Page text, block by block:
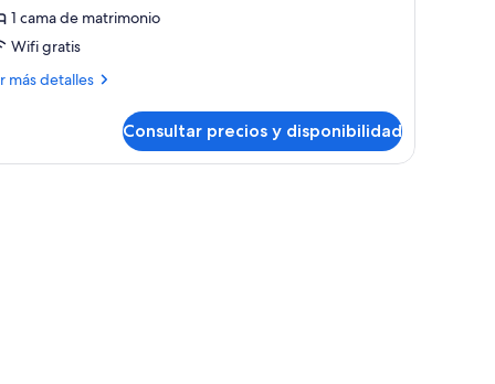
1 cama de matrimonio
Wifi gratis
más detalles
Consultar precios y disponibilidad